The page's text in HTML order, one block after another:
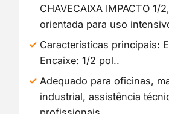
CHAVECAIXA IMPACTO
orientada para uso
Características principais:
Encaixe: 1/2 pol..
Adequado para oficinas,
industrial, assistência